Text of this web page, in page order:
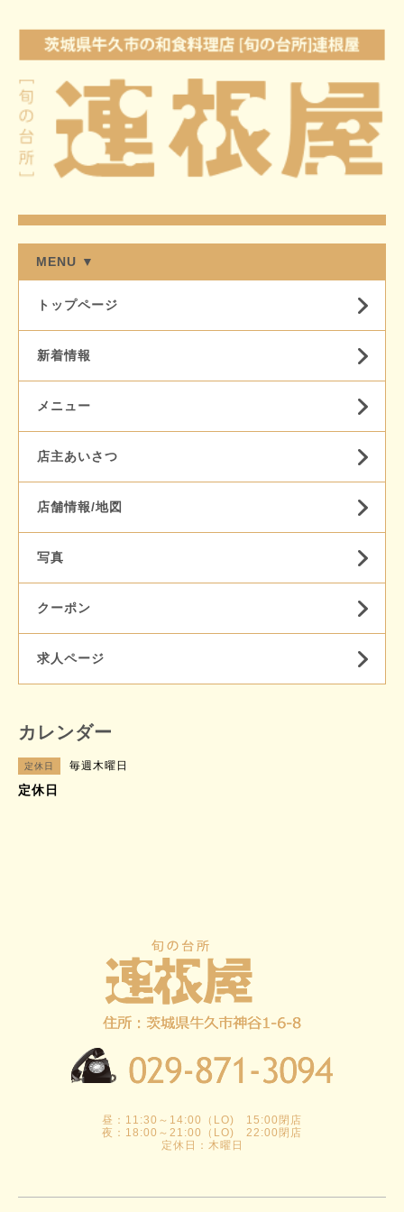
MENU ▼
トップページ
新着情報
メニュー
店主あいさつ
店舗情報/地図
写真
クーポン
求人ページ
カレンダー
定休日 毎週木曜日
定休日
昼：11:30～14:00（LO) 15:00閉店
夜：18:00～21:00（LO) 22:00閉店
定休日：木曜日